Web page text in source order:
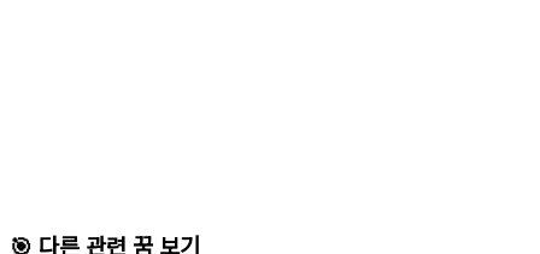
🎯 다른 관련 꿈 보기